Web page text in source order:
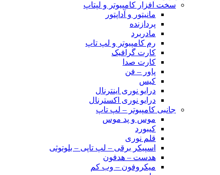
سخت افزار کامپیوتر و لپتاپ
مانیتور و آداپتور
پردازنده
مادربرد
رم کامپیوتر و لپ تاپ
کارت گرافیک
کارت صدا
پاور – فن
کیس
درایو نوری اینترنال
درایو نوری اکسترنال
جانبی کامپیوتر – لپ تاپ
موس و پد موس
کیبورد
قلم نوری
اسپیکر برقی – لپ تاپی – بلوتوثی
هدست – هدفون
میکروفون – وب کم